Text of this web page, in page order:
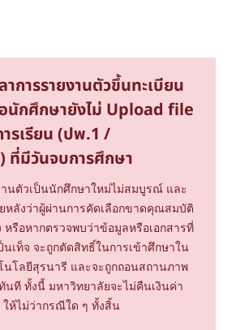
าการรายงานตัวขึ้นทะเบียน
นักศึกษายังไม่ Upload file
รเรียน (ปพ.1 /
มีวันจบการศึกษา
านตัวเป็นนักศึกษาใหม่ไม่สมบูรณ์ และ
หลังว่าผู้ผ่านการคัดเลือกขาดคุณสมบัติ
รือหากตรวจพบว่าข้อมูลหรือเอกสารที่
เท็จ จะถูกตัดสิทธิ์ในการเข้าศึกษาใน
นโลยีสุรนารี และจะถูกถอนสถานภาพ
นที ทั้งนี้ มหาวิทยาลัยจะไม่คืนเงินค่า
ให้ไม่ว่ากรณีใด ๆ ทั้งสิ้น